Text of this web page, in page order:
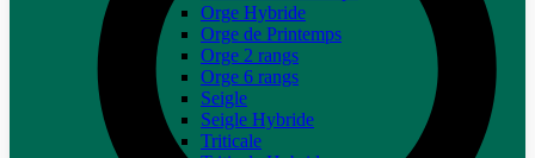
Orge Hybride
Orge de Printemps
Orge 2 rangs
Orge 6 rangs
Seigle
Seigle Hybride
Triticale